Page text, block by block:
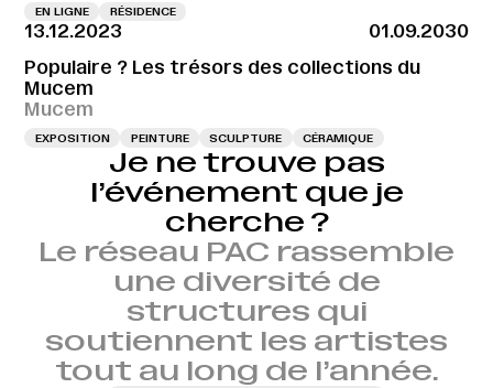
EN LIGNE RÉSIDENCE
13.12.2023
01.09.2030
Populaire ? Les trésors des collections du
Mucem
Mucem
EXPOSITION PEINTURE SCULPTURE CÉRAMIQUE
Je ne trouve pas
l’événement que je
cherche ?
Le réseau PAC rassemble
une diversité de
structures qui
soutiennent les artistes
tout au long de l’année.